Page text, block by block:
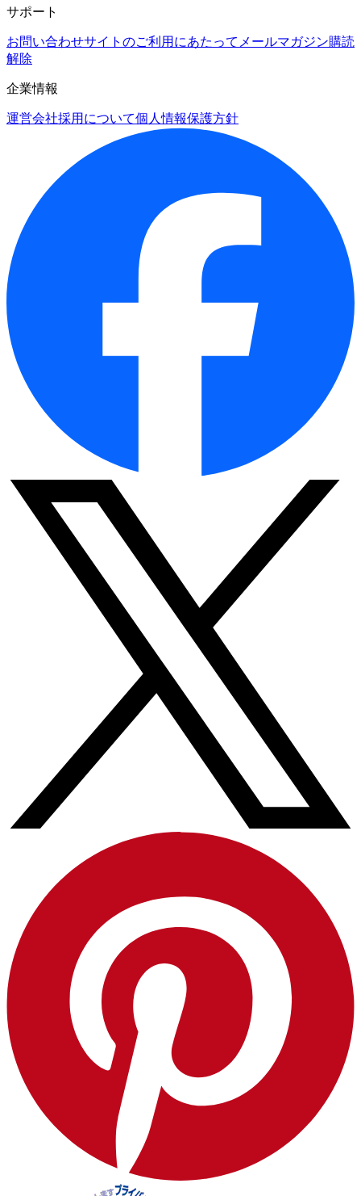
サポート
お問い合わせサイトのご利用にあたって メールマガジン購読
解除
企業情報
運営会社採用について個人情報保護方針